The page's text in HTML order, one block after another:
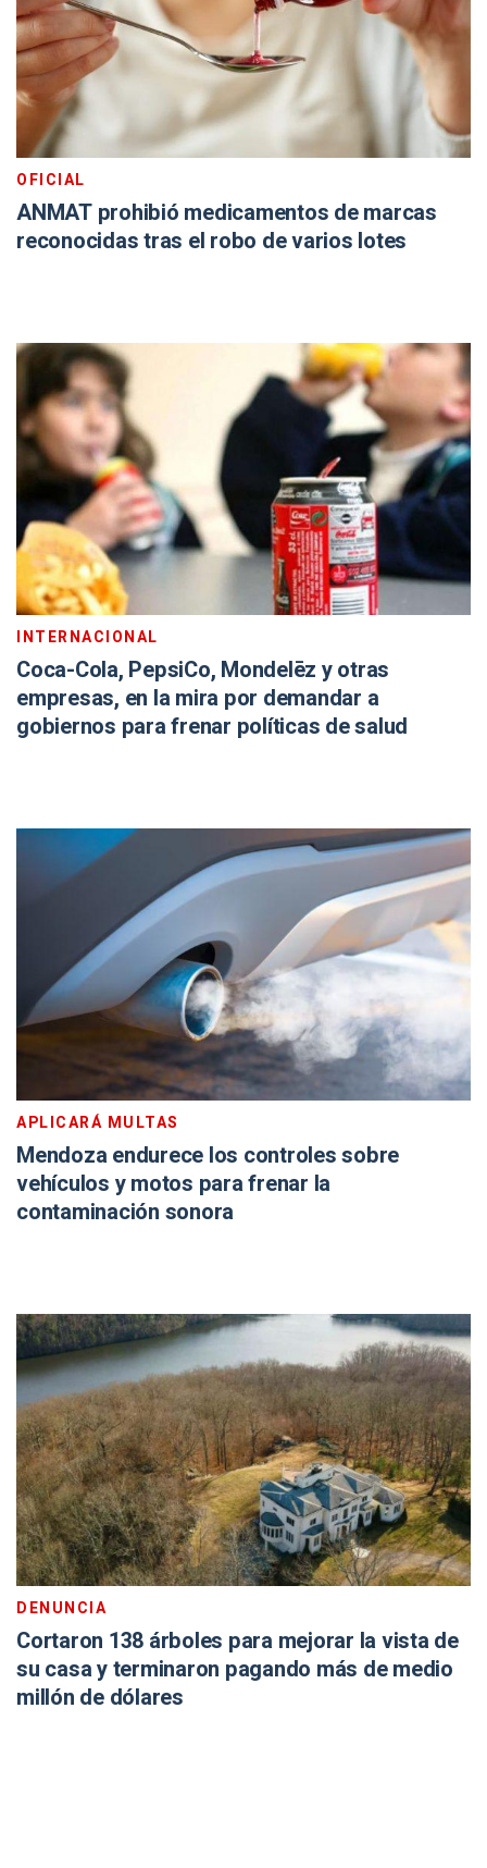
OFICIAL
ANMAT prohibió medicamentos de marcas
reconocidas tras el robo de varios lotes
INTERNACIONAL
Coca-Cola, PepsiCo, Mondelēz y otras
empresas, en la mira por demandar a
gobiernos para frenar políticas de salud
APLICARÁ MULTAS
Mendoza endurece los controles sobre
vehículos y motos para frenar la
contaminación sonora
DENUNCIA
Cortaron 138 árboles para mejorar la vista de
su casa y terminaron pagando más de medio
millón de dólares